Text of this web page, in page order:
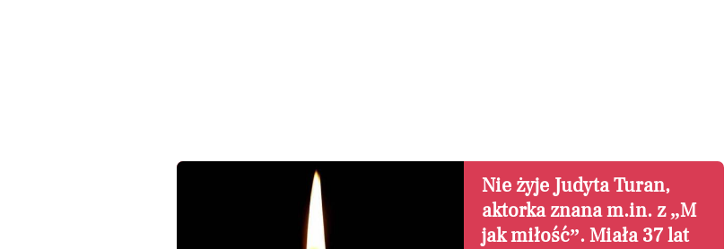
Nie żyje Judyta Turan,
aktorka znana m.in. z „M
jak miłość”. Miała 37 lat